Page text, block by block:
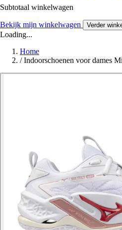
Subtotaal winkelwagen
Bekijk mijn winkelwagen Verder
Loading...
Home
/ Indoorschoenen voor dames